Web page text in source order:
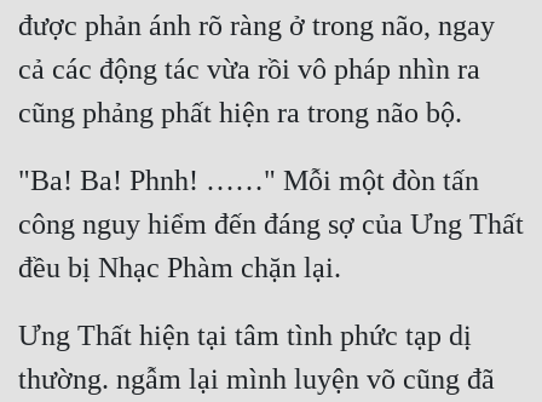
được phản ánh rõ ràng ở trong não, ngay
cả các động tác vừa rồi vô pháp nhìn ra
cũng phảng phất hiện ra trong não bộ.
"Ba! Ba! Phnh! ……" Mỗi một đòn tấn
công nguy hiểm đến đáng sợ của Ưng Thất
đều bị Nhạc Phàm chặn lại.
Ưng Thất hiện tại tâm tình phức tạp dị
thường. ngẫm lại mình luyện võ cũng đã